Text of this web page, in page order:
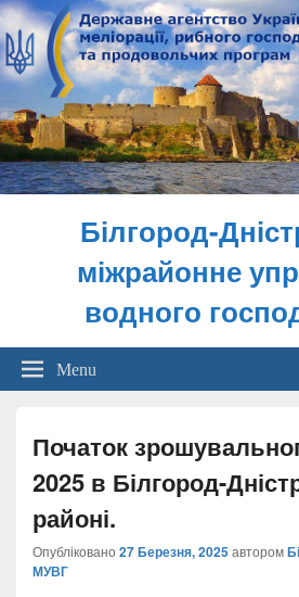
Білгород-
міжрайонне
водного
Menu
Початок
2025 в Білгород-
районі.
Опубліковано 27 Березня, 2025автором
МУВГ